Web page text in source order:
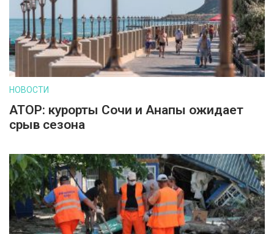
НОВОСТИ
АТОР: курорты Сочи и Анапы ожидает
срыв сезона